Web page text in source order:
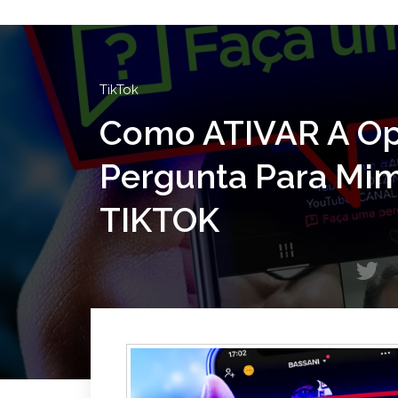
TikTok
Como ATIVAR A
Pergunta Para
TIKTOK
T
w
i
e